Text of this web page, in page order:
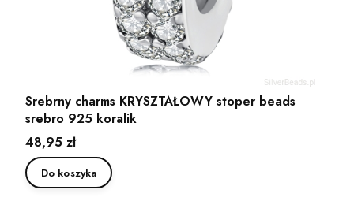
Srebrny charms KRYSZTAŁOWY stoper beads
srebro 925 koralik
Cena
48,95 zł
Do koszyka